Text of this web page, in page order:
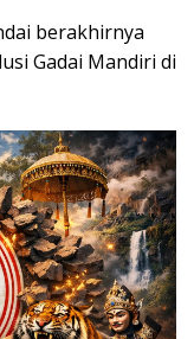
berakhirnya
Gadai Mandiri di